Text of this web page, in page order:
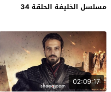
مسلسل الخليفة الحلقة 34
02:09:17